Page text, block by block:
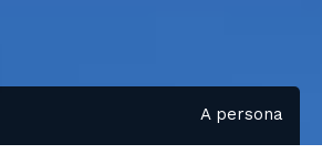
A persona